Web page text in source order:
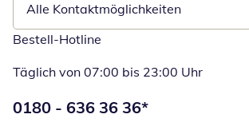
Alle Kontaktmöglichkeiten
Bestell-Hotline
Täglich von 07:00 bis 23:00 Uhr
Telefonnummer:
0180 - 636 36 36*